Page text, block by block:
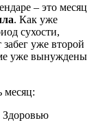
– это месяц
. Как уже
сухости,
уже второй
уже вынуждены
месяц: